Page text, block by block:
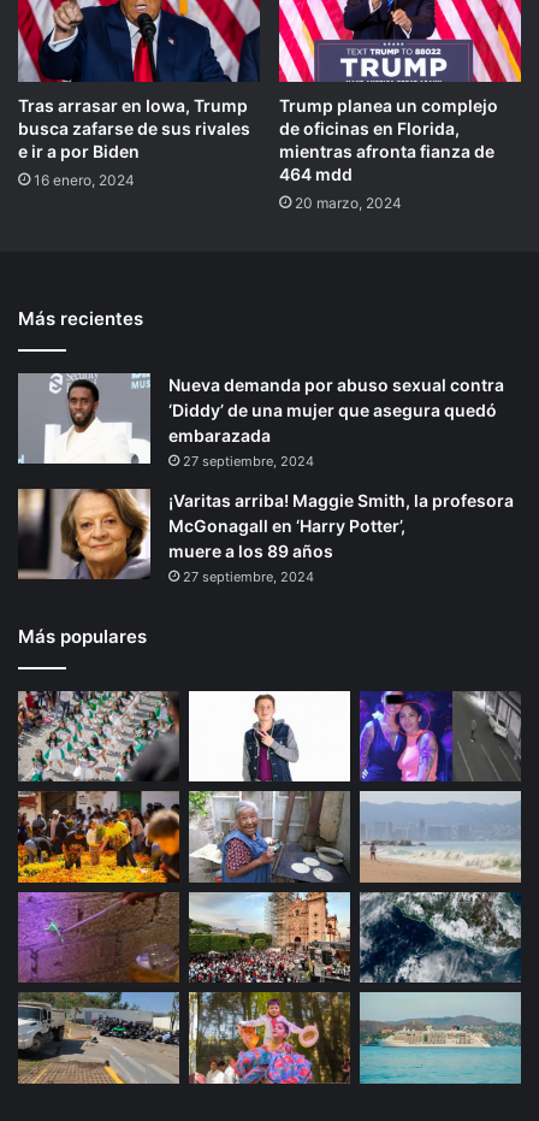
Tras arrasar en Iowa, Trump
busca zafarse de sus rivales
e ir a por Biden
16 enero, 2024
Trump planea un complejo
de oficinas en Florida,
mientras afronta fianza de
464 mdd
20 marzo, 2024
Más recientes
Nueva demanda por abuso sexual contra
‘Diddy’ de una mujer que asegura quedó
embarazada
27 septiembre, 2024
¡Varitas arriba! Maggie Smith, la profesora
McGonagall en ‘Harry Potter’,
muere a los 89 años
27 septiembre, 2024
Más populares